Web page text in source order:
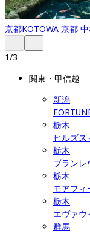
京都KOTOWA 京都
1/3
関東・甲信越
新潟
栃木
ヒルズ
栃木
ブランレ
栃木
モアフィ
栃木
エヴァウ
群馬